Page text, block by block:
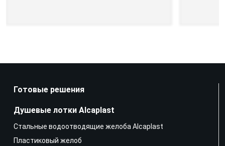
Готовые решения
Душевые лотки Alcaplast
Стальные водоотводящие желоба Alcaplast
Пластиковый желоб